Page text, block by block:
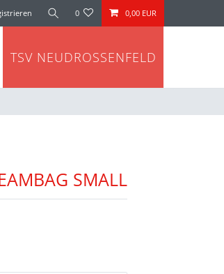
0 0,00 EUR
TSV NEUDROSSENFELD
SMALL